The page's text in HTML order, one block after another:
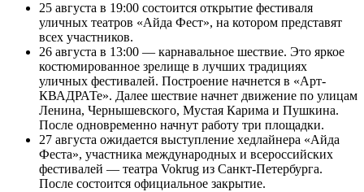
25 августа в 19:00 состоится открытие фестиваля
уличных театров «Айда Фест», на котором представят
всех участников.
26 августа в 13:00 — карнавальное шествие. Это яркое
костюмированное зрелище в лучших традициях
уличных фестивалей. Построение начнется в «Арт-
КВАДРАТе». Далее шествие начнет движение по улицам
Ленина, Чернышевского, Мустая Карима и Пушкина.
После одновременно начнут работу три площадки.
27 августа ожидается выступление хедлайнера «Айда
Феста», участника международных и всероссийских
фестивалей — театра Vokrug из Санкт-Петербурга.
После состоится официальное закрытие.